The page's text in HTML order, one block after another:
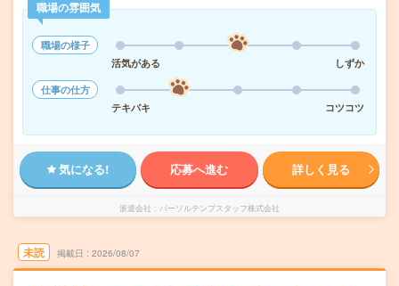
職場の雰囲気
職場の様子
活気がある
しずか
仕事の仕方
テキパキ
コツコツ
気になる! 応募へ進む 詳しく見る
派遣会社 パーソルテンプスタッフ株式会社
未読 掲載日 2026/08/07